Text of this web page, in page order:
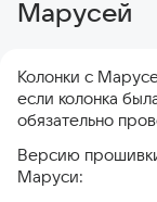
Марусей
Колонки с
если колонка
обязательно
Версию
Маруси: